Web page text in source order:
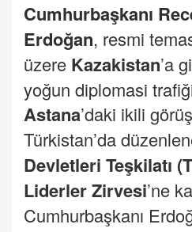
Cumhurbaşkanı
Erdoğan, resmi
üzere Kazakistan’a
yoğun diplomasi
Astana’daki ikili
Türkistan’da
Devletleri Teşkilatı
Liderler Zirvesi’ne
Cumhurbaşkanı